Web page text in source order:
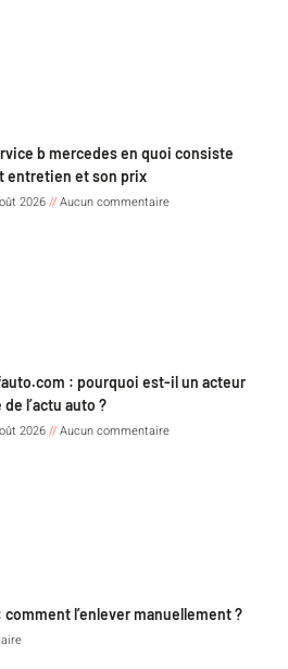
b mercedes en quoi consiste
entretien et son prix
2026 Aucun commentaire
: pourquoi est-il un acteur
de l’actu auto ?
2026 Aucun commentaire
l’enlever manuellement ?